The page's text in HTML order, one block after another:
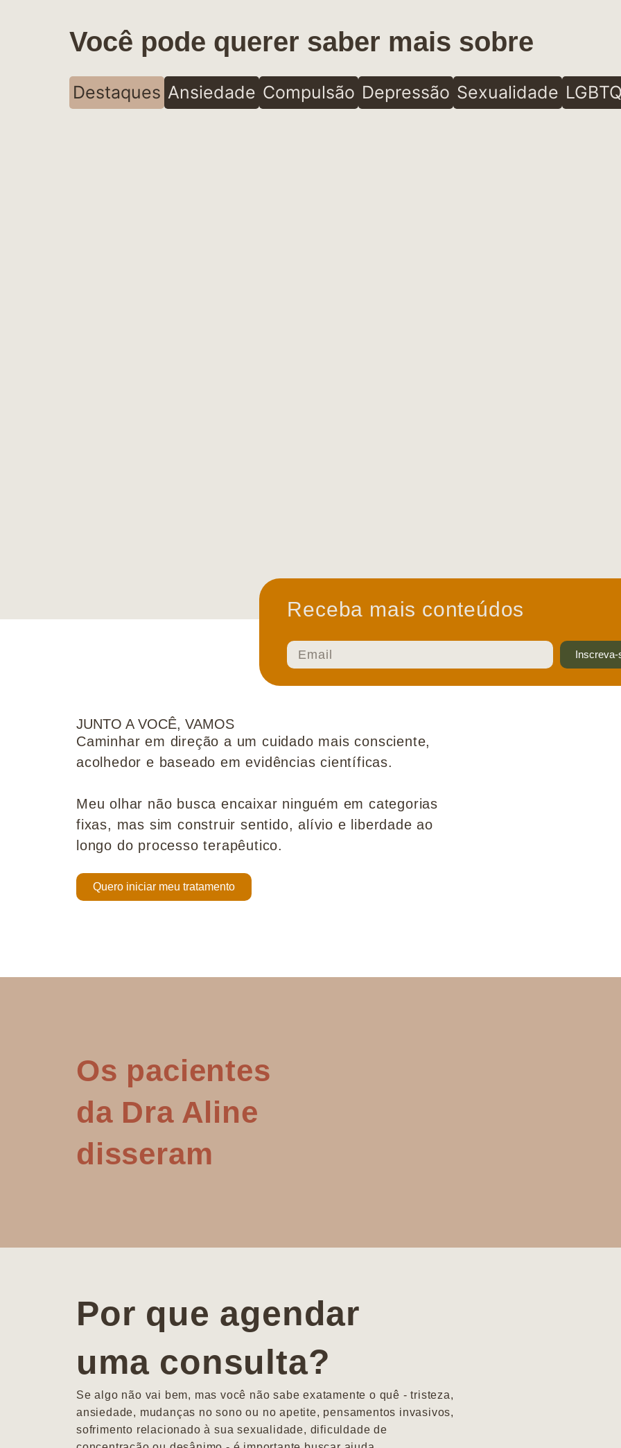
Você pode querer saber mais sobre
Destaques Ansiedade Compulsão Depressão Sexualidade
Receba mais conteúdos
Inscreva-
JUNTO A VOCÊ, VAMOS
Caminhar em direção a um cuidado mais consciente,
acolhedor e baseado em evidências científicas.
Meu olhar não busca encaixar ninguém em categorias
fixas, mas sim construir sentido, alívio e liberdade ao
longo do processo terapêutico.
Quero iniciar meu tratamento
Os pacientes
da Dra Aline
disseram
Por que agendar
uma consulta?
Se algo não vai bem, mas você não sabe exatamente o quê - tristeza,
ansiedade, mudanças no sono ou no apetite, pensamentos invasivos,
sofrimento relacionado à sua sexualidade, dificuldade de